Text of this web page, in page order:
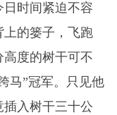
时间紧迫不容
上的篓子，飞跑
度的树干可不
马”冠军。只见他
入树干三十公